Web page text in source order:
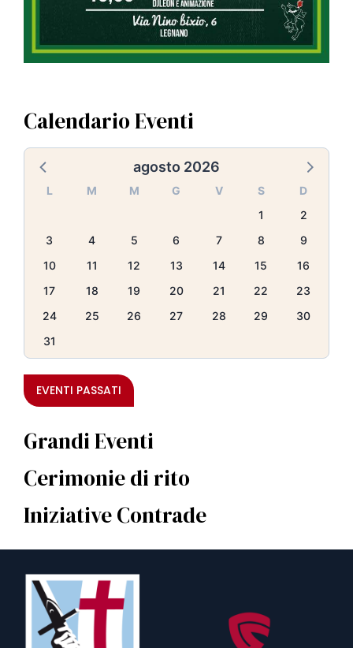
Calendario Eventi
agosto 2026
L M M G V S
D
1
2
3
4 5 6 7 8
9
10
11 12 13 14 15
16
17
18 19 20 21 22
23
24
25 26 27 28 29
30
31
EVENTI PASSATI
Grandi Eventi
Cerimonie di rito
Iniziative Contrade